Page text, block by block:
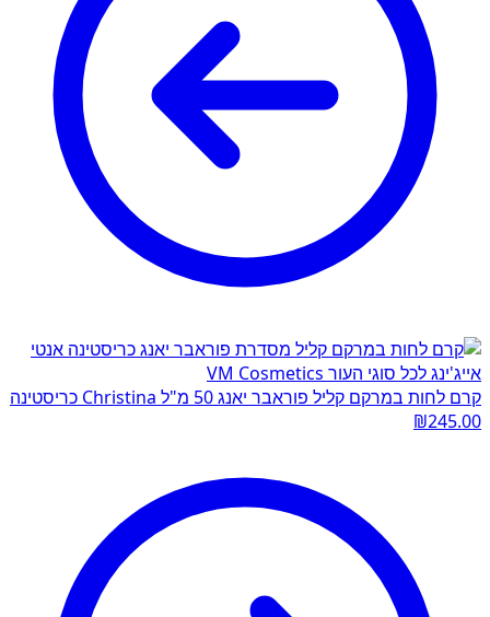
קרם לחות במרקם קליל פוראבר יאנג 50 מ"ל Christina כריסטינה
₪245.00